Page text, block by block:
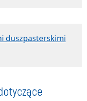
duszpasterskimi